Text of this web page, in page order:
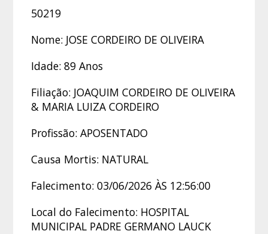
50219
Nome: JOSE CORDEIRO DE OLIVEIRA
Idade: 89 Anos
Filiação: JOAQUIM CORDEIRO DE OLIVEIRA
& MARIA LUIZA CORDEIRO
Profissão: APOSENTADO
Causa Mortis: NATURAL
Falecimento: 03/06/2026 ÀS 12:56:00
Local do Falecimento: HOSPITAL
MUNICIPAL PADRE GERMANO LAUCK